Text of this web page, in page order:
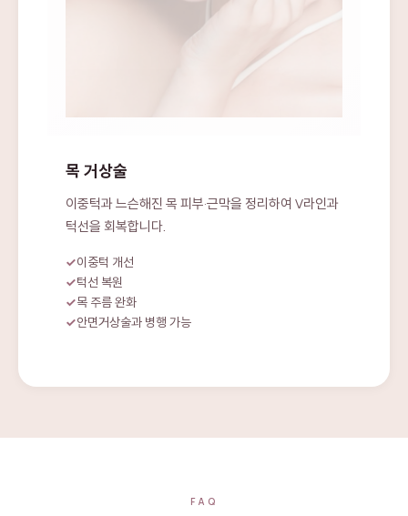
목 거상술
이중턱과 느슨해진 목 피부·근막을 정리하여 V라인과
턱선을 회복합니다.
이중턱 개선
턱선 복원
목 주름 완화
안면거상술과 병행 가능
FAQ